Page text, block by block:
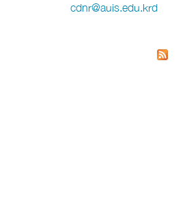
cdnr@auis.edu.krd